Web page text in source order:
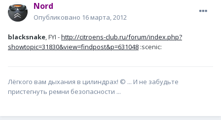
Nord
Опубликовано 16 марта, 2012
blacksnake, FYI -http://citroens-club.ru/forum/index.php?
showtopic=31830&view=findpost&p=631048 :scenic:
Лёгкого вам дыхания в цилиндрах! © ... И не забудьте
пристегнуть ремни безопасности ...